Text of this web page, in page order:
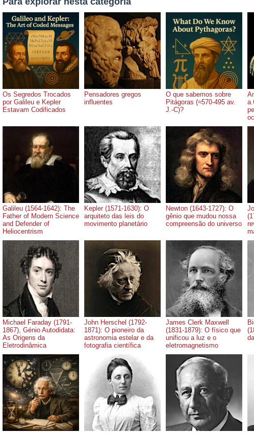
Os Segredos Trocados
por Galileu e Kepler
Estavam Codificados
Pensadores gregos
influentes
O que sabemos sobre
Pitágoras (≈570-495 av.
J.-C)?
Galileu (1564-1642): The
Father of Modern Science
and Defender of
Heliocentrism
Kepler (1571-1630): O
arquiteto das leis do
movimento planetário
Newton (1643-1727): O
gênio que mudou nossa
compreensão do universo
Michael Faraday (1791-
1867), Génio Autodidata:
As Origens da
Eletrodinâmica
John Herschel (1792-
1871): O pioneiro da
astronomia estelar e da
fotografia científica
James Clerk Maxwell
(1831-1879): O físico que
unificou a luz e o
eletromagnetismo